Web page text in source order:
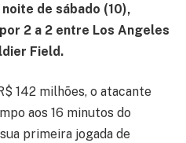
de sábado (10),
2 a 2 entre Los Angeles
Field.
142 milhões, o atacante
aos 16 minutos do
primeira jogada de